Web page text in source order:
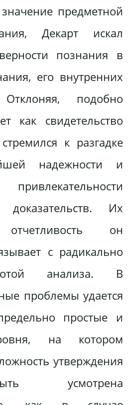
предметной
Декарт искал
познания в
его внутренних
Отклоняя, подобно
как свидетельство
к разгадке
надежности и
доказательств. Их
он
с радикально
анализа. В
проблемы удается
простые и
на котором
утверждения
усмотрена